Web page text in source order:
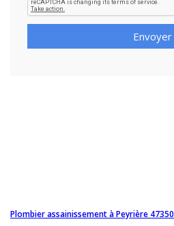
Envoyer
Plombier assainissement à Peyrière 47350